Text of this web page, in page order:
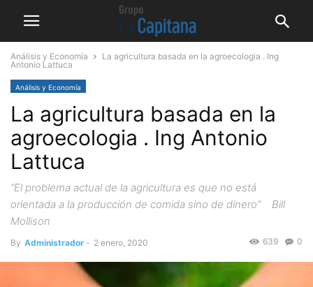
Análisis y Economía
La agricultura basada en la agroecologia . Ing
Antonio Lattuca
Análisis y Economía
La agricultura basada en la
agroecologia . Ing Antonio
Lattuca
“El problema actual de la agricultura es que no está
orientada a la producción de comida sino de dinero” Bill
Mollison
By Administrador - 2 enero, 2020 0
639